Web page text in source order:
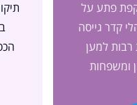
מתקפת פתע על
קדר גייסה
רבות למען
ומשפחות